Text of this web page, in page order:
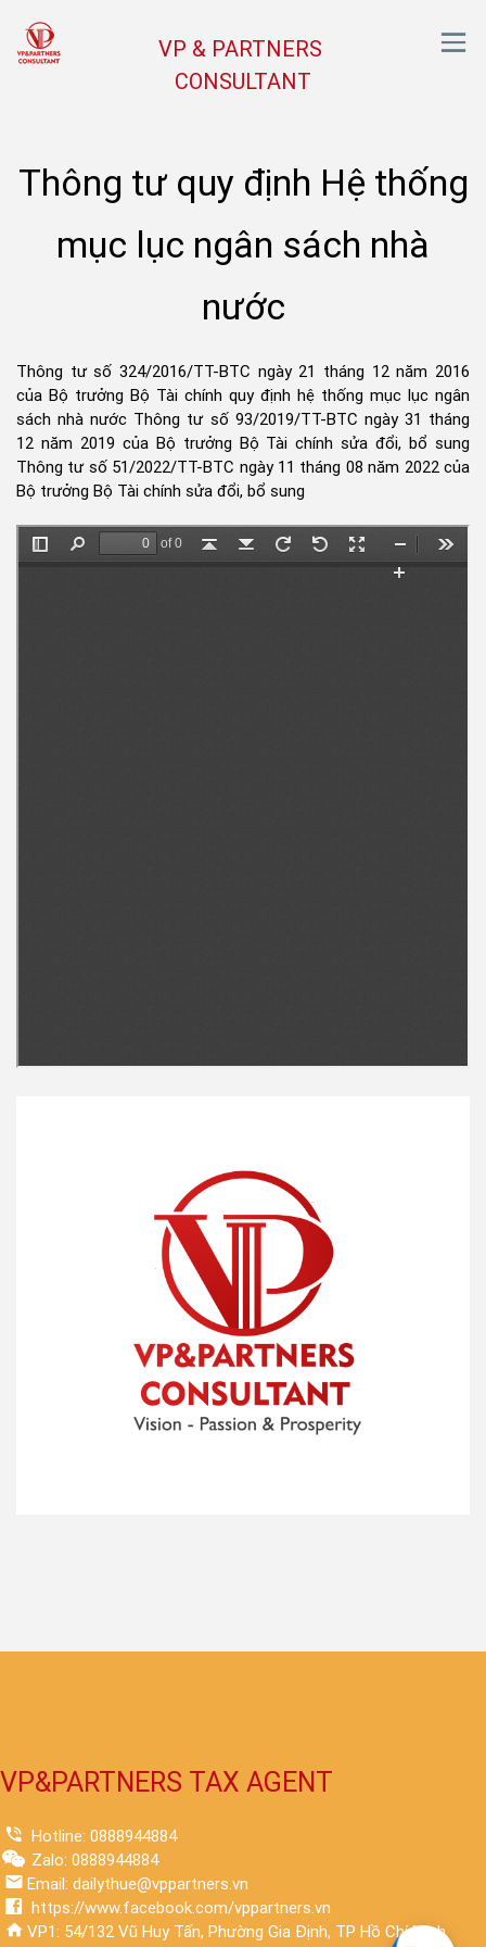
VP & PARTNERS
CONSULTANT
Thông tư quy định Hệ thống
mục lục ngân sách nhà
nước
Thông tư số 324/2016/TT-BTC ngày 21 tháng 12 năm 2016
của Bộ trưởng Bộ Tài chính quy định hệ thống mục lục ngân
sách nhà nước Thông tư số 93/2019/TT-BTC ngày 31 tháng
12 năm 2019 của Bộ trưởng Bộ Tài chính sửa đổi, bổ sung
Thông tư số 51/2022/TT-BTC ngày 11 tháng 08 năm 2022 của
Bộ trưởng Bộ Tài chính sửa đổi, bổ sung
VP&PARTNERS TAX AGENT
Hotline: 0888944884
Zalo: 0888944884
Email: dailythue@vppartners.vn
https://www.facebook.com/vppartners.vn
VP1: 54/132 Vũ Huy Tấn, Phường Gia Định, TP Hồ Chí Minh.